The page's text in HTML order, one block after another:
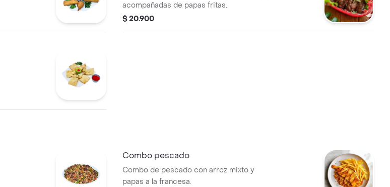
acompañadas de papas fritas.
$ 20.900
Combo pescado
Combo de pescado con arroz mixto y
papas a la francesa.